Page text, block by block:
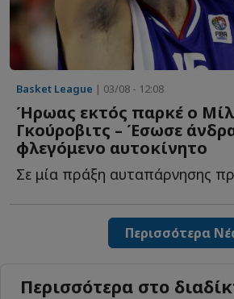
Basket League | 03/08 - 12:08
Ήρωας εκτός παρκέ ο
Γκούροβιτς – Έσωσε
φλεγόμενο αυτοκίνητο
Περισσότερα
Περισσότερα στο